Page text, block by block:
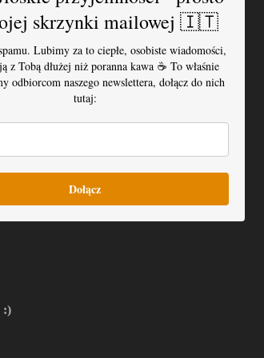
skrzynki mailowej 🇮🇹
Lubimy za to ciepłe, osobiste wiadomości,
z Tobą dłużej niż poranna kawa ☕️ To właśnie
odbiorcom naszego newslettera, dołącz do nich
tutaj:
Dołącz
:)